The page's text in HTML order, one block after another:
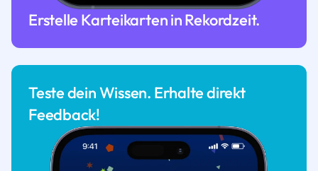
Erstelle Karteikarten in Rekordzeit.
Teste dein Wissen. Erhalte direkt
Feedback!